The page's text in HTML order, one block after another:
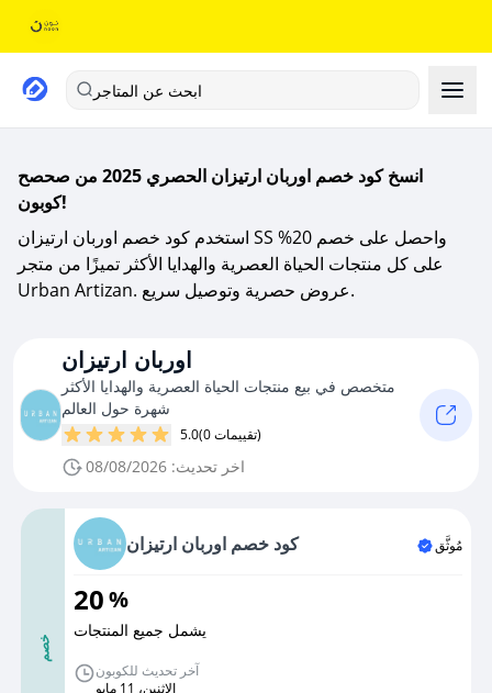
ابحث عن المتاجر
انسخ كود خصم اوربان ارتيزان الحصري 2025 من صحصح
كوبون!
استخدم كود خصم اوربان ارتيزان SS واحصل على خصم 20%
على كل منتجات الحياة العصرية والهدايا الأكثر تميزًا من متجر
Urban Artizan. عروض حصرية وتوصيل سريع.
اوربان ارتيزان
متخصص في بيع منتجات الحياة العصرية والهدايا الأكثر
شهرة حول العالم
5.0 (0 تقييمات)
اخر تحديث: 08/08/2026
خصم
كود خصم اوربان ارتيزان مُوثَّق
20%
يشمل جميع المنتجات
آخر تحديث للكوبون
الاثنين، 11 مايو